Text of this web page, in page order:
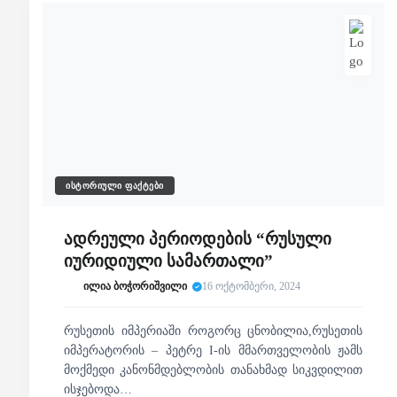
ᲘᲡᲢᲝᲠᲘᲣᲚᲘ ᲤᲐᲥᲢᲔᲑᲘ
ადრეული პერიოდების “რუსული
იურიდიული სამართალი”
ილია ბოჭორიშვილი 16 ოქტომბერი, 2024
რუსეთის იმპერიაში როგორც ცნობილია,რუსეთის
იმპერატორის – პეტრე I-ის მმართველობის ჟამს
მოქმედი კანონმდებლობის თანახმად სიკვდილით
ისჯებოდა…